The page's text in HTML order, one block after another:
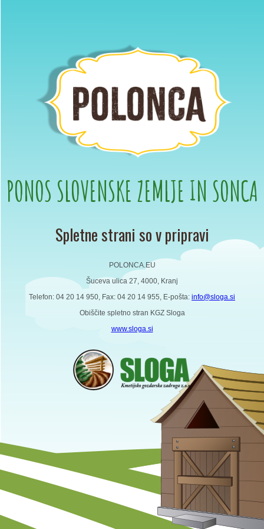
PONOS SLOVENSKE ZEMLJE IN SONCA
Spletne strani so v pripravi
POLONCA.EU
Šuceva ulica 27, 4000, Kranj
Telefon: 04 20 14 950, Fax: 04 20 14 955, E-pošta: info@sloga.si
Obiščite spletno stran KGZ Sloga
www.sloga.si